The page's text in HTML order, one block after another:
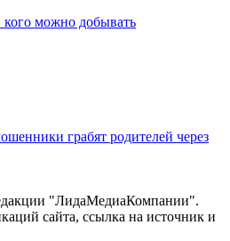
кого можно добывать
грабят родителей через
"ЛидаМедиаКомпании".
сайта, ссылка на источник и